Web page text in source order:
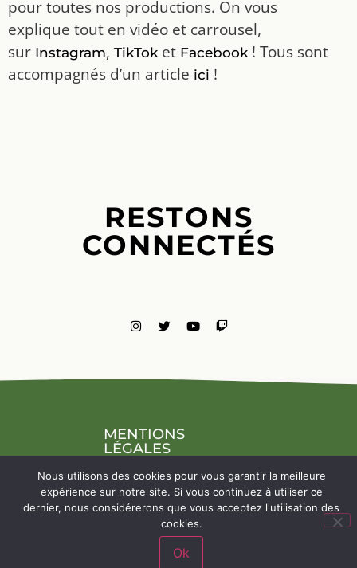
pour toutes nos productions. On vous
explique tout en vidéo et carrousel,
sur Instagram, TikToket Facebook! Tous sont
accompagnés d’un article ici !
RESTONS
CONNECTÉS
MENTIONS
LÉGALES
Nous utilisons des cookies pour vous garantir la meilleure
expérience sur notre site. Si vous continuez à utiliser ce
dernier, nous considérerons que vous acceptez l'utilisation des
cookies.
Ok